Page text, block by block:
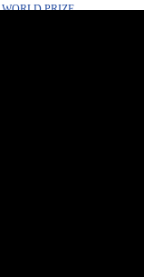
PRIZE